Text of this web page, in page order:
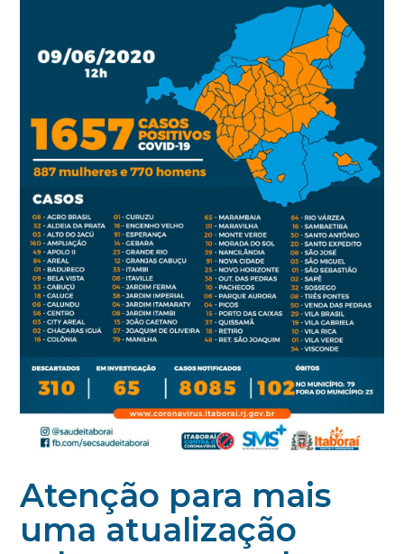
Atenção para mais
uma atualização